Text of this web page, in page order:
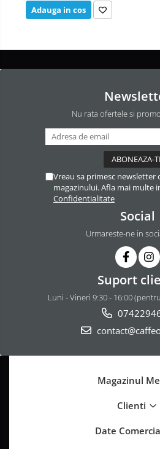
Adauga in cos
Nu rata ofertele si
Vreau sa primesc newsletter
magazinului. Afla mai multe
Confidentialitate
Social
Urmareste-ne in
Suport
Luni - Vineri 9:30 - 16:00
Magazinul
Clienti
Date